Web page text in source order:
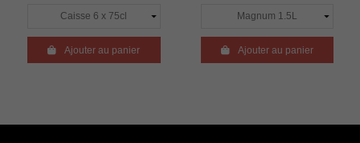
Ajouter au panier Ajouter au panier